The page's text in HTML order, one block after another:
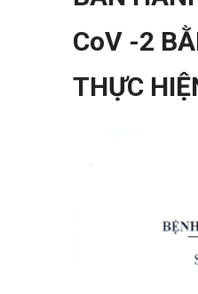
CoV -2
THỰC